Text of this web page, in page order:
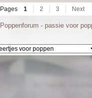
Pages
1 2 3 Next
Poppenforum - passie voor